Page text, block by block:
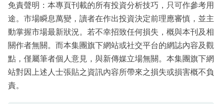
免責聲明：本專頁刊載的所有投資分析技巧，只可作參考用
途。市場瞬息萬變，讀者在作出投資決定前理應審慎，並主
動掌握市場最新狀況。若不幸招致任何損失，概與本刊及相
關作者無關。而本集團旗下網站或社交平台的網誌內容及觀
點，僅屬筆者個人意見，與新傳媒立場無關。本集團旗下網
站對因上述人士張貼之資訊內容所帶來之損失或損害概不負
責。